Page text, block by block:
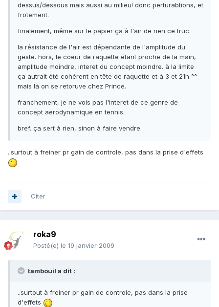
dessus/dessous mais aussi au milieu! donc perturabtions, et
frotement.
finalement, même sur le papier ça à l'air de rien ce truc.
la résistance de l'air est dépendante de l'amplitude du
geste. hors, le coeur de raquette étant proche de la main,
amplitude moindre, interet du concept moindre. à la limite
ça autrait été cohérent en tête de raquette et à 3 et 21h ^^
mais là on se retoruve chez Prince.
franchement, je ne vois pas l'interet de ce genre de
concept aerodynamique en tennis.
bref. ça sert à rien, sinon à faire vendre.
..surtout à freiner pr gain de controle, pas dans la prise d'effets
Citer
roka9
Posté(e) le 19 janvier 2009
tambouil a dit :
..surtout à freiner pr gain de controle, pas dans la prise
d'effets